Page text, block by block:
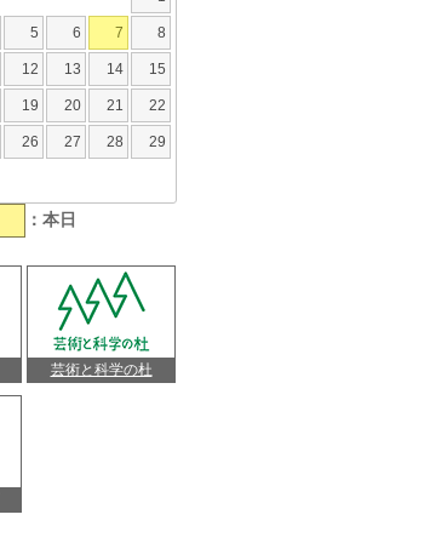
5 6 7 8
12 13 14 15
19 20 21 22
26 27 28 29
：本日
芸術と科学の杜